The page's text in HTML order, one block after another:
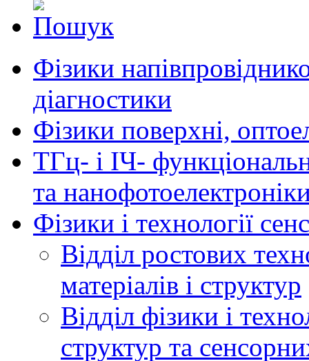
Фізики
діагностики
Фізики поверхні,
ТГц- і ІЧ-
та
Фізики і технології
Відділ ростових
матеріалів і структур
Відділ фізики і
структур та